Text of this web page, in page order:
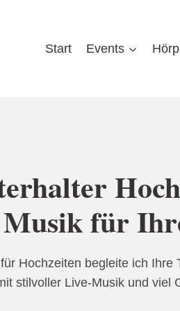
Start Events
Musik für
Hochzeiten begleite ich
stilvoller Live-Musik und viel